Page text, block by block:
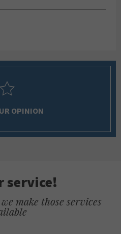
OPINION
service!
make those services